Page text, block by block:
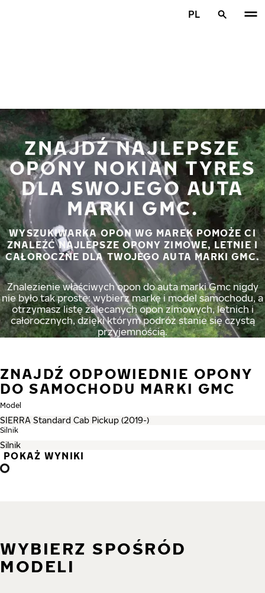
PL
ZNAJDŹ NAJLEPSZE
OPONY NOKIAN TYRES
DLA SWOJEGO AUTA
MARKI GMC.
WYSZUKIWARKA OPON WG MAREK POMOŻE CI
ZNALEŹĆ NAJLEPSZE OPONY ZIMOWE, LETNIE I
CAŁOROCZNE DLA TWOJEGO AUTA MARKI GMC.
Znalezienie właściwych opon do auta marki Gmc nigdy
nie było tak proste: wybierz markę i model samochodu, a
otrzymasz listę zalecanych opon zimowych, letnich i
całorocznych, dzięki którym podróż stanie się czystą
przyjemnością.
ZNAJDŹ ODPOWIEDNIE OPONY
DO SAMOCHODU MARKI GMC
Model
Silnik
POKAŻ WYNIKI
WYBIERZ SPOŚRÓD
MODELI